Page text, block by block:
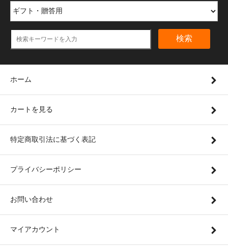
検索
ホーム
カートを見る
特定商取引法に基づく表記
プライバシーポリシー
お問い合わせ
マイアカウント